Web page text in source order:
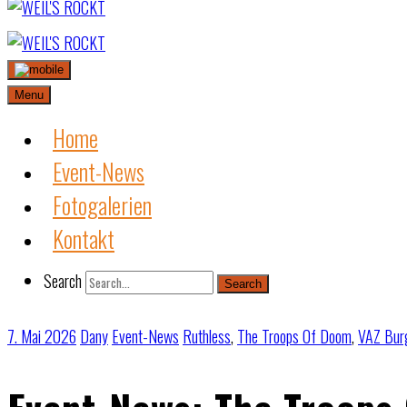
Skip
to
content
Menu
Home
Event-News
Fotogalerien
Kontakt
Search Search
7. Mai 2026 DanyEvent-News Ruthless, The Troops Of Doom,VAZ